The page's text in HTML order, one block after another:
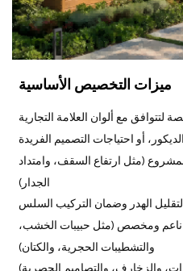
ميزات التخصيص الأساسية
(مثل ارتفاع السقف، وامتداد
الجدار)
ومخصص (مثل حبيبات الخشب،
والتشطيبات الحجرية، والكتان)